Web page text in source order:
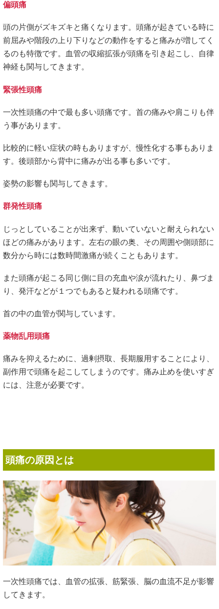
偏頭痛
頭の片側がズキズキと痛くなります。頭痛が起きている時に
前屈みや階段の上り下りなどの動作をすると痛みが増してく
るのも特徴です。血管の収縮拡張が頭痛を引き起こし、自律
神経も関与してきます。
緊張性頭痛
一次性頭痛の中で最も多い頭痛です。首の痛みや肩こりも伴
う事があります。
比較的に軽い症状の時もありますが、慢性化する事もありま
す。後頭部から背中に痛みが出る事も多いです。
姿勢の影響も関与してきます。
群発性頭痛
じっとしていることが出来ず、動いていないと耐えられない
ほどの痛みがあります。左右の眼の奥、その周囲や側頭部に
数分から時には数時間激痛が続くこともあります。
また頭痛が起こる同じ側に目の充血や涙が流れたり、鼻づま
り、発汗などが１つでもあると疑われる頭痛です。
首の中の血管が関与しています。
薬物乱用頭痛
痛みを抑えるために、過剰摂取、長期服用することにより、
副作用で頭痛を起こしてしまうのです。痛み止めを使いすぎ
には、注意が必要です。
頭痛の原因とは
一次性頭痛では、血管の拡張、筋緊張、脳の血流不足が影響
してきます。